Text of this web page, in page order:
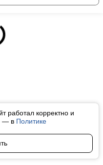
работал корректно и
— в Политике